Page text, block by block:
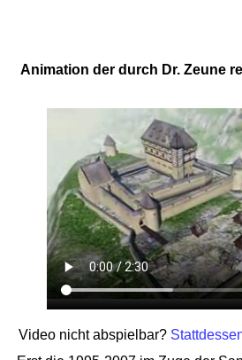
Animation der durch Dr. Zeune
Video nicht abspielbar?